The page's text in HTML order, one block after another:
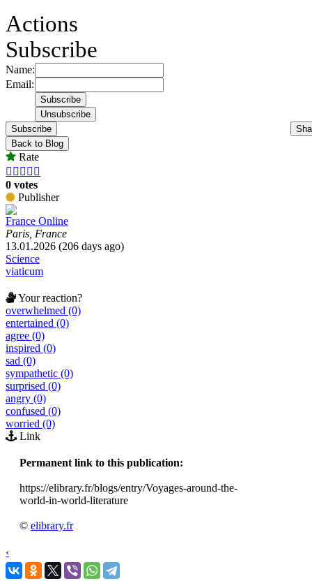
Actions
Subscribe
Name:
Email:
Subscribe
Back to Blog
Rate
    
0 votes
Publisher
France Online
Paris, France
13.01.2026 (206 days ago)
Science
viaticum
Your reaction?
overwhelmed (0)
entertained (0)
agree (0)
inspired (0)
sad (0)
sympathetic (0)
surprised (0)
angry (0)
confused (0)
worried (0)
Link
Permanent link to this publication:
https://elibrary.fr/blogs/entry/Voyages-around-the-
world-in-world-literature
© elibrary.fr
‹
›